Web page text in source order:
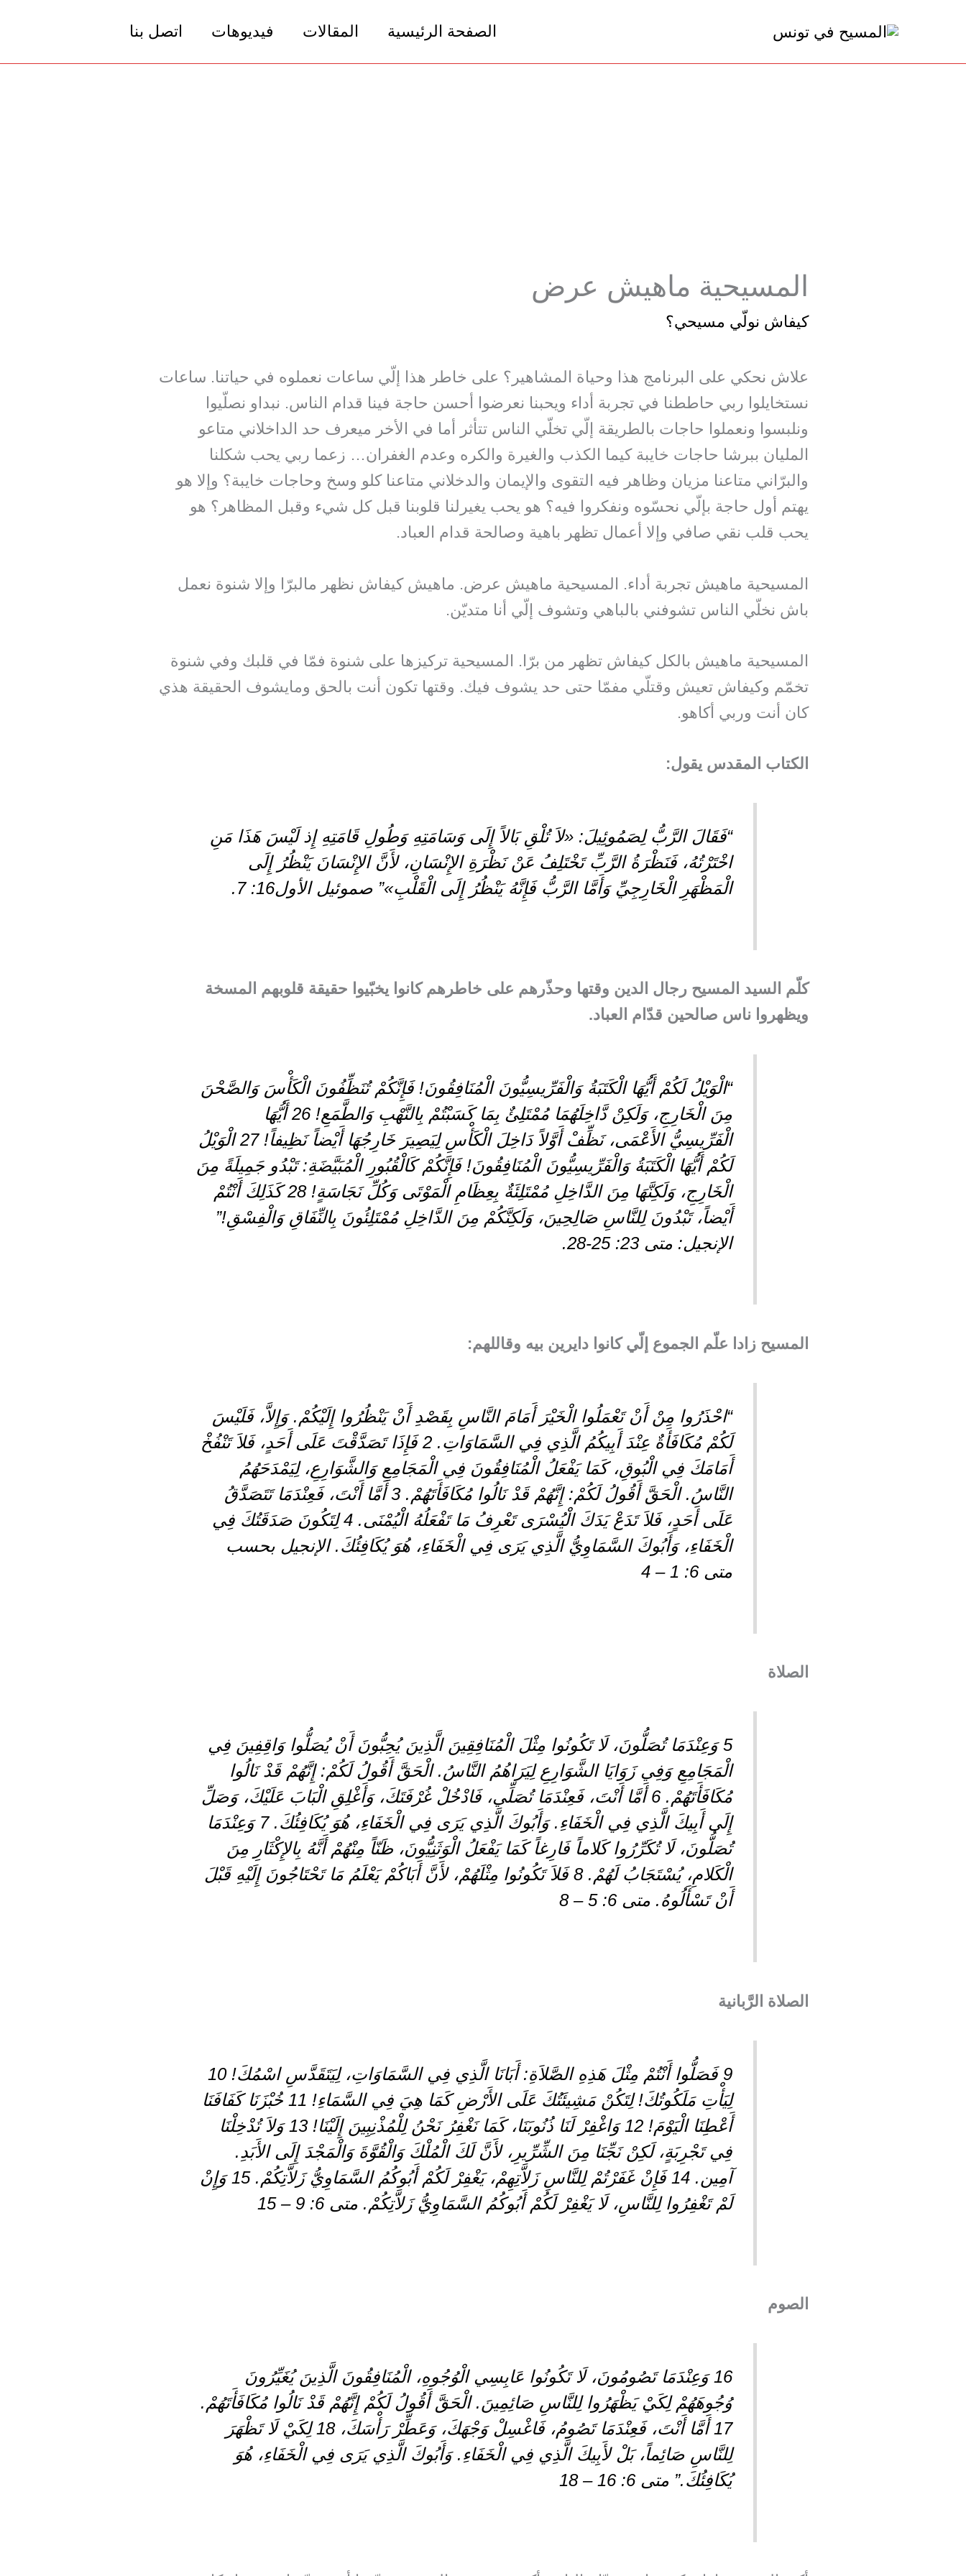
المحتوى
الصفحة الرئيسية المقالات فيديوهات اتصل بنا
المسيحية ماهيش عرض
كيفاش نولّي مسيحي؟
علاش نحكي على البرنامج هذا وحياة المشاهير؟ على خاطر هذا إلّي ساعات نعملوه في حياتنا. ساعات
نستخايلوا ربي حاططنا في تجربة أداء ويحبنا نعرضوا أحسن حاجة فينا قدام الناس. نبداو نصلّيوا
ونلبسوا ونعملوا حاجات بالطريقة إلّي تخلّي الناس تتأثر أما في الأخر ميعرف حد الداخلاني متاعو
المليان ببرشا حاجات خايبة كيما الكذب والغيرة والكره وعدم الغفران… زعما ربي يحب شكلنا
والبرّاني متاعنا مزيان وظاهر فيه التقوى والإيمان والدخلاني متاعنا كلو وسخ وحاجات خايبة؟ وإلا هو
يهتم أول حاجة بإلّي نحسّوه ونفكروا فيه؟ هو يحب يغيرلنا قلوبنا قبل كل شيء وقبل المظاهر؟ هو
يحب قلب نقي صافي وإلا أعمال تظهر باهية وصالحة قدام العباد.
المسيحية ماهيش تجربة أداء. المسيحية ماهيش عرض. ماهيش كيفاش نظهر مالبرّا وإلا شنوة نعمل
باش نخلّي الناس تشوفني بالباهي وتشوف إلّي أنا متديّن.
المسيحية ماهيش بالكل كيفاش تظهر من برّا. المسيحية تركيزها على شنوة فمّا في قلبك وفي شنوة
تخمّم وكيفاش تعيش وقتلّي مفمّا حتى حد يشوف فيك. وقتها تكون أنت بالحق ومايشوف الحقيقة هذي
كان أنت وربي أكاهو.
الكتاب المقدس يقول:
“فَقَالَ الرَّبُّ لِصَمُوئِيلَ: «لاَ تُلْقِ بَالاً إِلَى وَسَامَتِهِ وَطُولِ قَامَتِهِ إِذ لَيْسَ هَذَا مَنِ
اخْتَرْتُهُ، فَنَظْرَةُ الرَّبِّ تَخْتَلِفُ عَنْ نَظْرَةِ الإِنْسَانِ، لأَنَّ الإِنْسَانَ يَنْظُرُ إِلَى
الْمَظْهَرِ الْخَارِجِيِّ وَأَمَّا الرَّبُّ فَإِنَّهُ يَنْظُرُ إِلَى الْقَلْبِ»” صموئيل الأول16: 7.
كلّم السيد المسيح رجال الدين وقتها وحذّرهم على خاطرهم كانوا يخبّيوا حقيقة قلوبهم المسخة
ويظهروا ناس صالحين قدّام العباد.
“الْوَيْلُ لَكُمْ أَيُّهَا الْكَتَبَةُ وَالْفَرِّيسِيُّونَ الْمُنَافِقُونَ! فَإِنَّكُمْ تُنَظِّفُونَ الْكَأْسَ وَالصَّحْنَ
مِنَ الْخَارِجِ، وَلَكِنْ دَّاخِلَهُمَا مُمْتَلِئٌ بِمَا كَسَبْتُمْ بِالنَّهْبِ وَالطَّمَعِ! 26 أَيُّهَا
الْفَرِّيسِيُّ الأَعْمَى، نَظِّفْ أَوَّلاً دَاخِلَ الْكَأْسِ لِيَصِيرَ خَارِجُهَا أَيْضاً نَظِيفاً! 27 الْوَيْلُ
لَكُمْ أَيُّهَا الْكَتَبَةُ وَالْفَرِّيسِيُّونَ الْمُنَافِقُونَ! فَإِنَّكُمْ كَالْقُبُورِ الْمُبَيَّضَةِ: تَبْدُو جَمِيلَةً مِنَ
الْخَارِجِ، وَلَكِنَّهَا مِنَ الدَّاخِلِ مُمْتَلِئَةٌ بِعِظَامِ الْمَوْتَى وَكُلِّ نَجَاسَةٍ! 28 كَذَلِكَ أَنْتُمْ
أَيْضاً، تَبْدُونَ لِلنَّاسِ صَالِحِينَ، وَلَكِنَّكُمْ مِنَ الدَّاخِلِ مُمْتَلِئُونَ بِالنِّفَاقِ وَالْفِسْقِ!”
الإنجيل: متى 23: 25-28.
المسيح زادا علّم الجموع إلّي كانوا دايرين بيه وقاللهم:
“احْذَرُوا مِنْ أَنْ تَعْمَلُوا الْخَيْرَ أَمَامَ النَّاسِ بِقَصْدِ أَنْ يَنْظُرُوا إِلَيْكُمْ. وَإِلاَّ، فَلَيْسَ
لَكُمْ مُكَافَأَةٌ عِنْدَ أَبِيكُمُ الَّذِي فِي السَّمَاوَاتِ. 2 فَإِذَا تَصَدَّقْتَ عَلَى أَحَدٍ، فَلاَ تَنْفُخْ
أَمَامَكَ فِي الْبُوقِ، كَمَا يَفْعَلُ الْمُنَافِقُونَ فِي الْمَجَامِعِ وَالشَّوَارِعِ، لِيَمْدَحَهُمُ
النَّاسُ. الْحَقَّ أَقُولُ لَكُمْ: إِنَّهُمْ قَدْ نَالُوا مُكَافَأَتَهُمْ. 3 أَمَّا أَنْتَ، فَعِنْدَمَا تَتَصَدَّقُ
عَلَى أَحَدٍ، فَلاَ تَدَعْ يَدَكَ الْيُسْرَى تَعْرِفُ مَا تَفْعَلُهُ الْيُمْنَى. 4 لِتَكُونَ صَدَقَتُكَ فِي
الْخَفَاءِ، وَأَبُوكَ السَّمَاوِيُّ الَّذِي يَرَى فِي الْخَفَاءِ، هُوَ يُكَافِئُكَ. الإنجيل بحسب
متى 6: 1 – 4
الصلاة
5 وَعِنْدَمَا تُصَلُّونَ، لَا تَكُونُوا مِثْلَ الْمُنَافِقِينَ الَّذِينَ يُحِبُّونَ أَنْ يُصَلُّوا وَاقِفِينَ فِي
الْمَجَامِعِ وَفِي زَوَايَا الشَّوَارِعِ لِيَرَاهُمُ النَّاسُ. الْحَقَّ أَقُولُ لَكُمْ: إِنَّهُمْ قَدْ نَالُوا
مُكَافَأَتَهُمْ. 6 أَمَّا أَنْتَ، فَعِنْدَمَا تُصَلِّي، فَادْخُلْ غُرْفَتَكَ، وَأَغْلِقِ الْبَابَ عَلَيْكَ، وَصَلِّ
إِلَى أَبِيكَ الَّذِي فِي الْخَفَاءِ. وَأَبُوكَ الَّذِي يَرَى فِي الْخَفَاءِ، هُوَ يُكَافِئُكَ. 7 وَعِنْدَمَا
تُصَلُّونَ، لَا تُكَرِّرُوا كَلاماً فَارِغاً كَمَا يَفْعَلُ الْوَثَنِيُّونَ، ظَنّاً مِنْهُمْ أَنَّهُ بِالإِكْثَارِ مِنَ
الْكَلامِ، يُسْتَجَابُ لَهُمْ. 8 فَلاَ تَكُونُوا مِثْلَهُمْ، لأَنَّ أَبَاكُمْ يَعْلَمُ مَا تَحْتَاجُونَ إِلَيْهِ قَبْلَ
أَنْ تَسْأَلُوهُ. متى 6: 5 – 8
الصلاة الرَّبانية
9 فَصَلُّوا أَنْتُمْ مِثْلَ هَذِهِ الصَّلاَةِ: أَبَانَا الَّذِي فِي السَّمَاوَاتِ، لِيَتَقَدَّسِ اسْمُكَ! 10
لِيَأْتِ مَلَكُوتُكَ! لِتَكُنْ مَشِيئَتُكَ عَلَى الأَرْضِ كَمَا هِيَ فِي السَّمَاءِ! 11 خُبْزَنَا كَفَافَنَا
أَعْطِنَا الْيَوْمَ! 12 وَاغْفِرْ لَنَا ذُنُوبَنَا، كَمَا نَغْفِرُ نَحْنُ لِلْمُذْنِبِينَ إِلَيْنَا! 13 وَلاَ تُدْخِلْنَا
فِي تَجْرِبَةٍ، لَكِنْ نَجِّنَا مِنَ الشِّرِّيرِ، لأَنَّ لَكَ الْمُلْكَ وَالْقُوَّةَ وَالْمَجْدَ إِلَى الأَبَدِ.
آمِين. 14 فَإِنْ غَفَرْتُمْ لِلنَّاسِ زَلاَّتِهِمْ، يَغْفِرْ لَكُمْ أَبُوكُمُ السَّمَاوِيُّ زَلاَّتِكُمْ. 15 وَإِنْ
لَمْ تَغْفِرُوا لِلنَّاسِ، لَا يَغْفِرْ لَكُمْ أَبُوكُمُ السَّمَاوِيُّ زَلاَّتِكُمْ. متى 6: 9 – 15
الصوم
16 وَعِنْدَمَا تَصُومُونَ، لَا تَكُونُوا عَابِسِي الْوُجُوهِ، الْمُنَافِقُونَ الَّذِينَ يُغَيِّرُونَ
وُجُوهَهُمْ لِكَيْ يَظْهَرُوا لِلنَّاسِ صَائِمِينَ. الْحَقَّ أَقُولُ لَكُمْ إِنَّهُمْ قَدْ نَالُوا مُكَافَأَتَهُمْ.
17 أَمَّا أَنْتَ، فَعِنْدَمَا تَصُومُ، فَاغْسِلْ وَجْهَكَ، وَعَطِّرْ رَأْسَكَ، 18 لِكَيْ لَا تَظْهَرَ
لِلنَّاسِ صَائِماً، بَلْ لأَبِيكَ الَّذِي فِي الْخَفَاءِ. وَأَبُوكَ الَّذِي يَرَى فِي الْخَفَاءِ، هُوَ
يُكَافِئُكَ.” متى 6: 16 – 18